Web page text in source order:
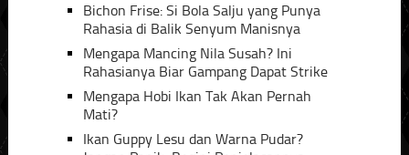
Bichon Frise: Si Bola Salju yang Punya
Rahasia di Balik Senyum Manisnya
Mengapa Mancing Nila Susah? Ini
Rahasianya Biar Gampang Dapat Strike
Mengapa Hobi Ikan Tak Akan Pernah
Mati?
Ikan Guppy Lesu dan Warna Pudar?